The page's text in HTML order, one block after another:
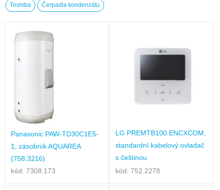
Toshiba Čerpadla kondenzátu
Panasonic PAW-TD30C1E5-
1, zásobník AQUAREA
(758.3216)
kód: 7308.173
LG PREMTB100.ENCXCOM,
standardní kabelový ovladač
s češtinou
kód: 752.2278